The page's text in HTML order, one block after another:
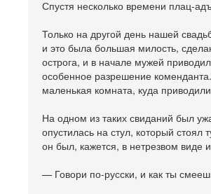
Спустя несколько времени плац-
Только на другой день нашей
и это была большая милость,
острога, и в начале мужей
особенное разрешение
маленькая комната, куда
На одном из таких свиданий был
опустилась на стул, который
он был, кажется, в нетрезвом виде
— Говори по-русски, и как ты